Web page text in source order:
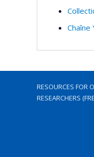
Chaîne
RESOURCES FOR
RESEARCHERS